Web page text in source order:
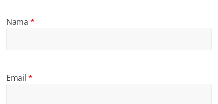
Nama*
Email*